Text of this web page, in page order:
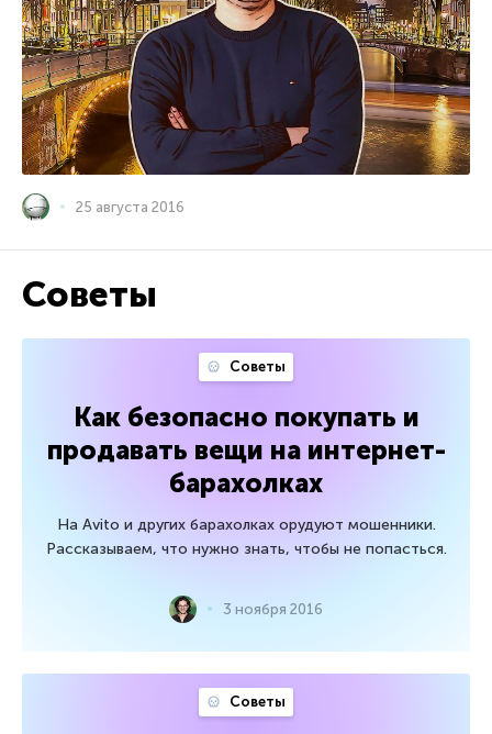
25 августа 2016
Советы
Советы
Как безопасно покупать и
продавать вещи на интернет-
барахолках
На Avito и других барахолках орудуют мошенники.
Рассказываем, что нужно знать, чтобы не попасться.
3 ноября 2016
Советы